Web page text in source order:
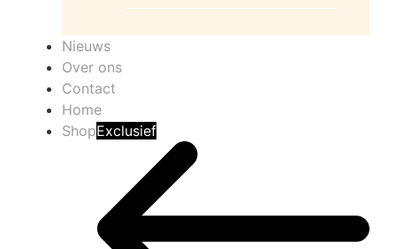
Nieuws
Over ons
Contact
Home
ShopExclusief